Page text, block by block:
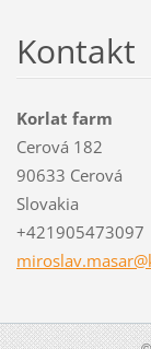
Kontakt
Korlat farm
Cerová 182
90633 Cerová
Slovakia
+421905473097
miroslav